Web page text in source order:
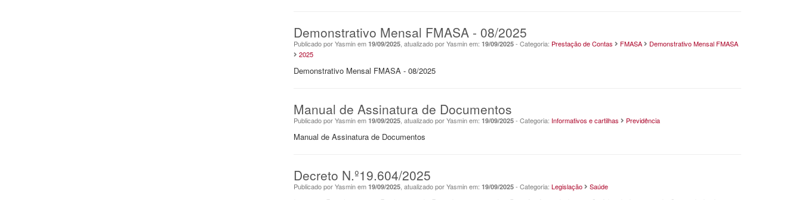
Demonstrativo Mensal FMASA - 08/2025
Publicado por Yasmin em 19/09/2025 , atualizado por Yasmin em: 19/09/2025 - Categoria: Prestação de Contas FMASA
Demonstrativo Mensal FMASA
2025
Demonstrativo Mensal FMASA - 08/2025
Manual de Assinatura de Documentos
Publicado por Yasmin em 19/09/2025 , atualizado por Yasmin em: 19/09/2025 - Categoria: Informativos e cartilhas Previdência
Manual de Assinatura de Documentos
Decreto N.º19.604/2025
Publicado por Yasmin em 19/09/2025 , atualizado por Yasmin em: 19/09/2025 - Categoria: Legislação Saúde